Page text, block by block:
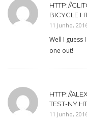
HTTP://
11 Junho,
Well I guess
one out!
HTTP://
TEST-
11 Junho,